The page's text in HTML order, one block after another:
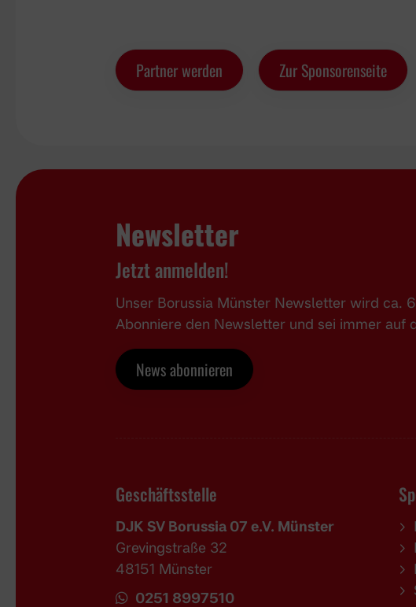
Partner werden Zur Sponsorenseite
Newsletter
Jetzt anmelden!
Unser Borussia Münster Newsletter wird ca.
Abonniere den Newsletter und sei immer auf
News abonnieren
Geschäftsstelle
DJK SV Borussia 07 e.V. Münster
Grevingstraße 32
48151 Münster
0251 8997510